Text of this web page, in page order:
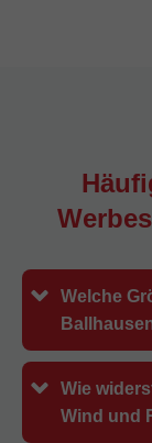
Welche
Wie
Wind und